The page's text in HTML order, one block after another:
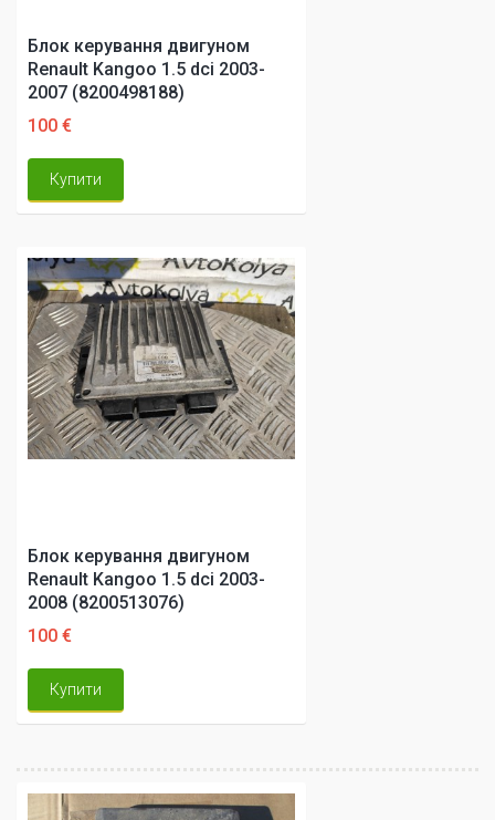
Блок керування двигуном
Renault Kangoo 1.5 dci 2003-
2007 (8200498188)
100 €
Купити
Блок керування двигуном
Renault Kangoo 1.5 dci 2003-
2008 (8200513076)
100 €
Купити